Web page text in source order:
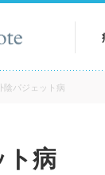
陰パジェット病
ト病